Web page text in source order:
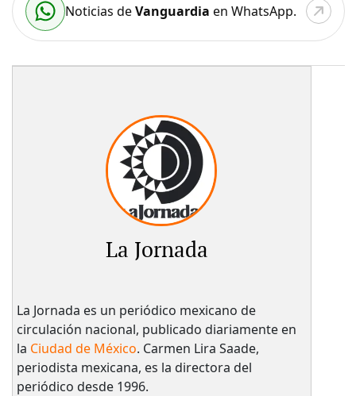
Noticias deVanguardia en WhatsApp.
La Jornada
La Jornada es un periódico mexicano de
circulación nacional, publicado diariamente en
la Ciudad de México. Carmen Lira Saade,
periodista mexicana, es la directora del
periódico desde 1996.